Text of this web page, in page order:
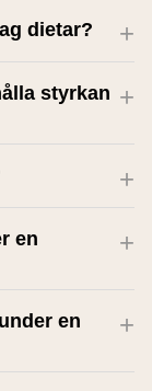
dietar?
styrkan
en
en